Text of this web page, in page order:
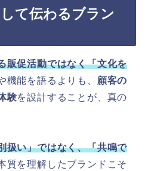
て伝わるブラン
販促活動ではなく「文化を
機能を語るよりも、 顧客の
験を設計することが、真の
扱い」ではなく、「共鳴で
質を理解したブランドこそ